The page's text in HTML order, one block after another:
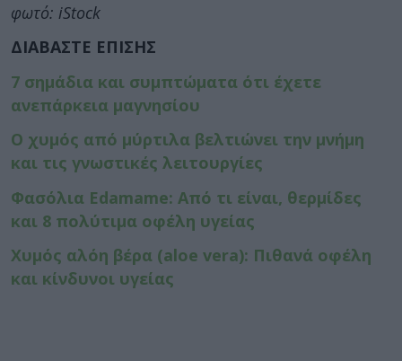
φωτό: iStock
ΔΙΑΒΑΣΤΕ ΕΠΙΣΗΣ
7 σημάδια και συμπτώματα ότι έχετε
ανεπάρκεια μαγνησίου
Ο χυμός από μύρτιλα βελτιώνει την μνήμη
και τις γνωστικές λειτουργίες
Φασόλια Edamame: Από τι είναι, θερμίδες
και 8 πολύτιμα οφέλη υγείας
Χυμός αλόη βέρα (aloe vera): Πιθανά οφέλη
και κίνδυνοι υγείας